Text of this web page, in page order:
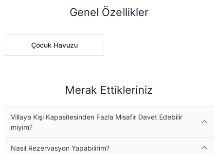
Genel Özellikler
Çocuk Havuzu
Merak Ettikleriniz
Villaya Kişi Kapasitesinden Fazla Misafir Davet Edebilir
miyim?
Nasıl Rezervasyon Yapabilirim?